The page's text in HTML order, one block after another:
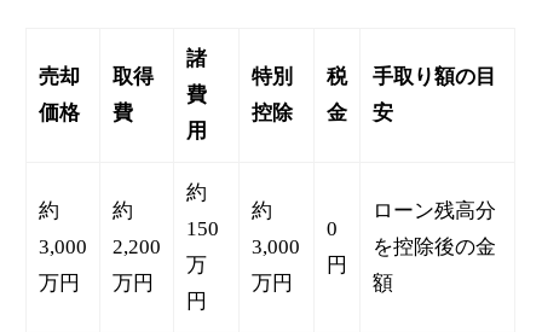
売却
価格
取得
費
諸
費
用
特別
控除
税
金
手取り額の目
安
約
3,000
万円
約
2,200
万円
約
150
万
円
約
3,000
万円
0
円
ローン残高分
を控除後の金
額